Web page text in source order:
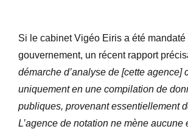
Si le cabinet Vigéo Eiris a été mandaté
gouvernement, un récent rapport
démarche d’analyse de [cette agence]
uniquement en une compilation de
publiques, provenant essentiellement
L’agence de notation ne mène aucune